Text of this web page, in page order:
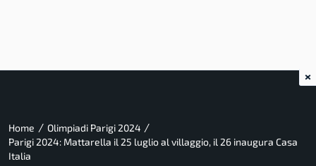
Home / Olimpiadi Parigi 2024 /
Parigi 2024: Mattarella il 25 luglio al villaggio, il 26 inaugura Casa
Italia
×